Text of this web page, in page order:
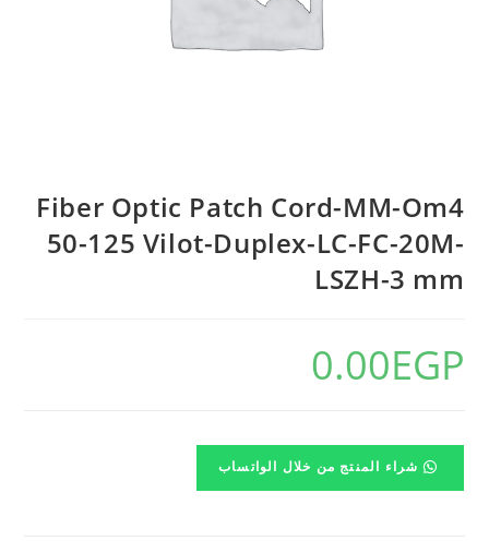
Fiber Optic Patch Cord-MM-Om4
50-125 Vilot-Duplex-LC-FC-20M-
LSZH-3 mm
0.00EGP
شراء المنتج من خلال الواتساب